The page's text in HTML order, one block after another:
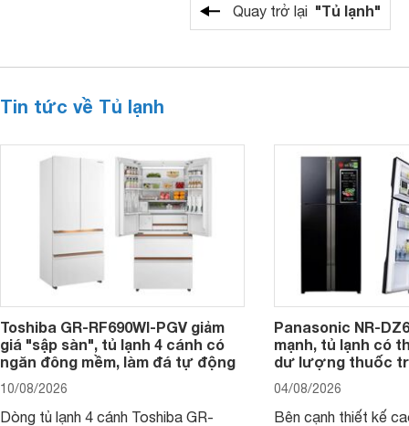
Quay trở lại "Tủ lạnh"
Tin tức về Tủ lạnh
Toshiba GR-RF690WI-PGV giảm
giá "sập sàn", tủ lạnh 4 cánh có
ngăn đông mềm, làm đá tự động
10/08/2026
Dòng tủ lạnh 4 cánh Toshiba GR-
Panasonic NR-
mạnh, tủ lạnh có
dư lượng thuốc
04/08/2026
Bên cạnh thiết kế